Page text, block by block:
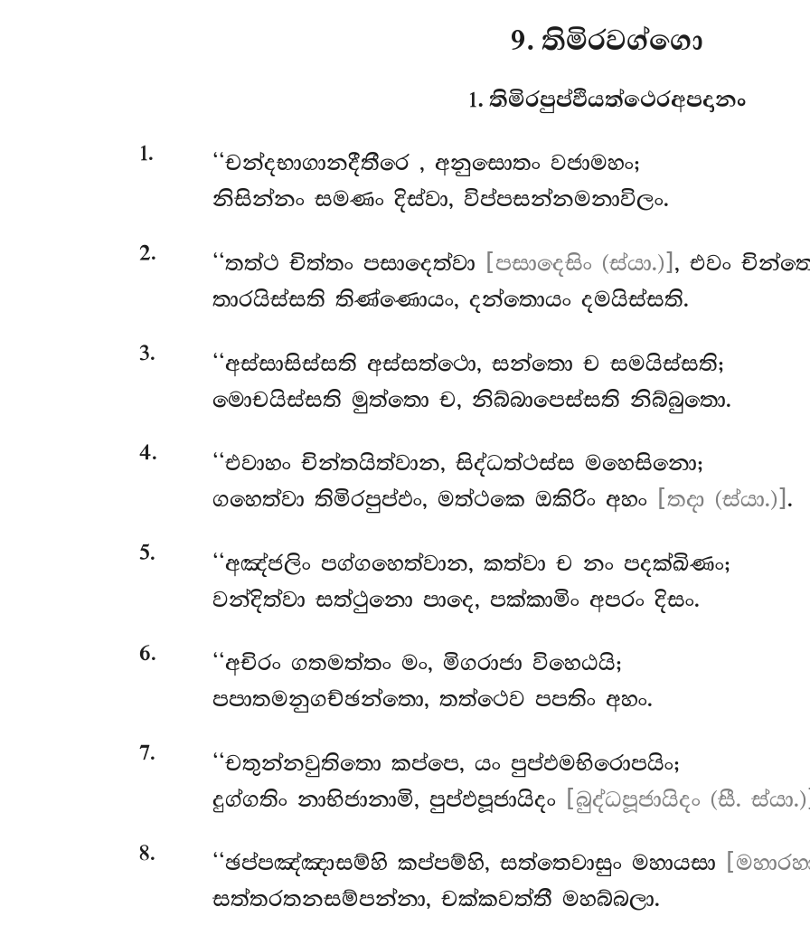
9. තිමිරවග්ගො
1. තිමිරපුප්ඵියත්ථෙරඅපදානං
1. ‘‘චන්දභාගානදීතීරෙ , අනුසොතං වජාමහං;
නිසින්නං සමණං දිස්වා, විප්පසන්නමනාවිලං.
2. ‘‘තත්ථ චිත්තං පසාදෙත්වා [පසාදෙසිං (ස්යා.)] , එවං
තාරයිස්සති තිණ්ණොයං, දන්තොයං දමයිස්සති.
3.
‘‘අස්සාසිස්සති අස්සත්ථො, සන්තො ච සමයිස්සති;
මොචයිස්සති මුත්තො ච, නිබ්බාපෙස්සති නිබ්බුතො.
4.
‘‘එවාහං චින්තයිත්වාන, සිද්ධත්ථස්ස මහෙසිනො;
ගහෙත්වා තිමිරපුප්ඵං, මත්ථකෙ ඔකිරිං අහං
[තදා (ස්යා.)] .
5.
‘‘අඤ්ජලිං පග්ගහෙත්වාන, කත්වා ච නං පදක්ඛිණං;
වන්දිත්වා සත්ථුනො පාදෙ, පක්කාමිං අපරං දිසං.
6.
‘‘අචිරං ගතමත්තං මං, මිගරාජා විහෙඨයි;
පපාතමනුගච්ඡන්තො, තත්ථෙව පපතිං අහං.
7.
‘‘චතුන්නවුතිතො කප්පෙ, යං පුප්ඵමභිරොපයිං;
දුග්ගතිං නාභිජානාමි, පුප්ඵපූජායිදං
[බුද්ධපූජායිදං (සී. ස්යා.)]
8. ‘‘ඡප්පඤ්ඤාසම්හි කප්පම්හි, සත්තෙවාසුං මහායසා
සත්තරතනසම්පන්නා, චක්කවත්තී මහබ්බලා.